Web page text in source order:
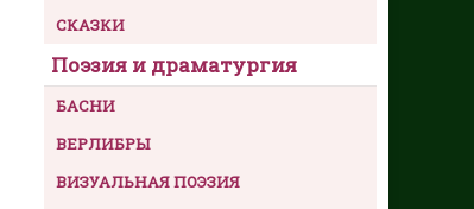
СКАЗКИ
Поэзия и драматургия
БАСНИ
ВЕРЛИБРЫ
ВИЗУАЛЬНАЯ ПОЭЗИЯ